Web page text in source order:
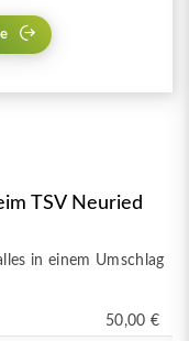
TSV Neuried
in einem Umschlag
50,00 €